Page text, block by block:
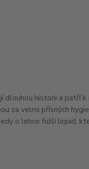
historii a patří
za velmi přísných
o lehce řidší liquid,